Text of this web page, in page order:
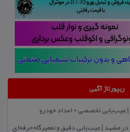
ریپورتاژ آگهی
| عیب‌یابی تخصصی + امداد خودرو
مشهد | عیب‌یابی دقیق و تعمیرگاه حرفه‌ای